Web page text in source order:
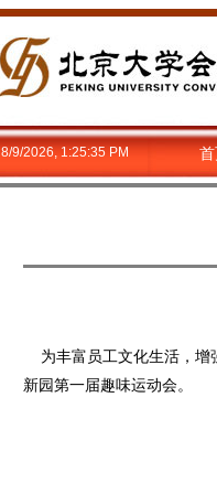
8/9/2026, 1:25:36 PM
为丰富员工文化生活，增
新园第一届趣味运动会。